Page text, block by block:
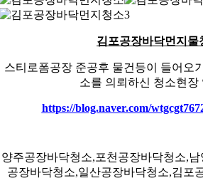
김포공장바닥먼지물
스티로폼공장 준공후 물건등이 들어오
소를 의뢰하신 청소현장
https://blog.naver.com/
양주공장바닥청소,포천공장바닥청소,
공장바닥청소,일산공장바닥청소,김포